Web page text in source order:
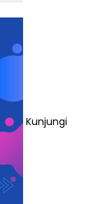
Kunjungi